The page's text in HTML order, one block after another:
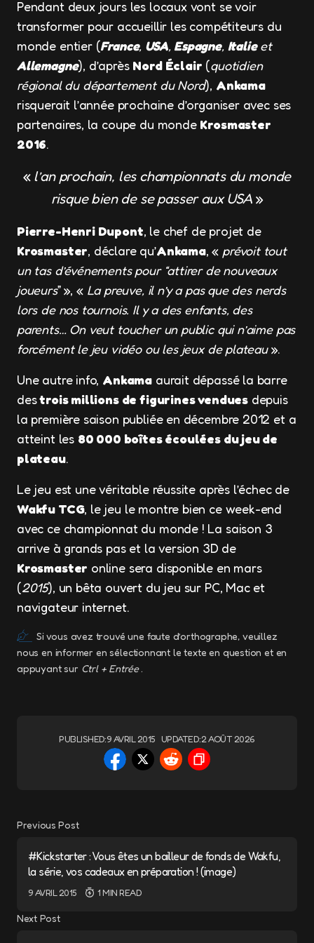
Pendant deux jours les locaux vont se voir
transformer pour accueillir les compétiteurs du
monde entier (France, USA, Espagne, Italieet
Allemagne), d’après Nord Éclair (quotidien
régional du département du Nord), Ankama
risquerait l’année prochaine d’organiser avec ses
partenaires, la coupe du monde Krosmaster
2016.
« l’an prochain, les championnats du monde
risque bien de se passer aux USA»
Pierre-Henri Dupont, le chef de projet de
Krosmaster, déclare qu’Ankama, « prévoit tout
un tas d’événements pour “attirer de nouveaux
joueurs” », « La preuve, il n’y a pas que des nerds
lors de nos tournois. Il y a des enfants, des
parents… On veut toucher un public qui n’aime pas
forcément le jeu vidéo ou les jeux de plateau».
Une autre info, Ankama aurait dépassé la barre
destrois millions de figurines vendues depuis
la première saison publiée en décembre 2012 et a
atteint les 80 000 boîtes écoulées du jeu de
plateau.
Le jeu est une véritable réussite après l’échec de
Wakfu TCG, le jeu le montre bien ce week-end
avec ce championnat du monde ! La saison 3
arrive à grands pas et la version 3D de
Krosmaster online sera disponible en mars
(2015), un bêta ouvert du jeu sur PC, Mac et
navigateur internet.
Si vous avez trouvé une faute d’orthographe, veuillez
nous en informer en sélectionnant le texte en question et en
appuyant sur Ctrl + Entrée.
PUBLISHED:9 AVRIL 2015 UPDATED:2 AOÛT 2026
Previous Post
#Kickstarter : Vous êtes un bailleur de fonds de Wakfu,
la série, vos cadeaux en préparation ! (image)
9 AVRIL 2015 1 MIN READ
Next Post